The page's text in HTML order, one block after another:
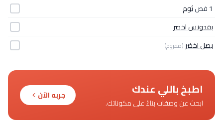
1 فص
ثوم
بقدونس اخصر
بصل اخضر(مفروم)
اطبخ باللي عندك
ابحث عن وصفات بناءً على مكوناتك.
جربه الآن